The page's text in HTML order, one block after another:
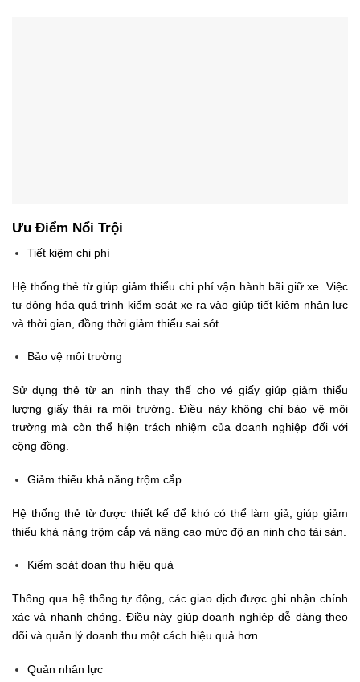
Ưu Điểm Nổi Trội
Tiết kiệm chi phí
Hệ thống thẻ từ giúp giảm thiểu chi phí vận hành bãi giữ xe. Việc
tự động hóa quá trình kiểm soát xe ra vào giúp tiết kiệm nhân lực
và thời gian, đồng thời giảm thiểu sai sót.
Bảo vệ môi trường
Sử dụng thẻ từ an ninh thay thế cho vé giấy giúp giảm thiểu
lượng giấy thải ra môi trường. Điều này không chỉ bảo vệ môi
trường mà còn thể hiện trách nhiệm của doanh nghiệp đối với
cộng đồng.
Giảm thiếu khả năng trộm cắp
Hệ thống thẻ từ được thiết kế để khó có thể làm giả, giúp giảm
thiểu khả năng trộm cắp và nâng cao mức độ an ninh cho tài sản.
Kiểm soát doan thu hiệu quả
Thông qua hệ thống tự động, các giao dịch được ghi nhận chính
xác và nhanh chóng. Điều này giúp doanh nghiệp dễ dàng theo
dõi và quản lý doanh thu một cách hiệu quả hơn.
Quản nhân lực